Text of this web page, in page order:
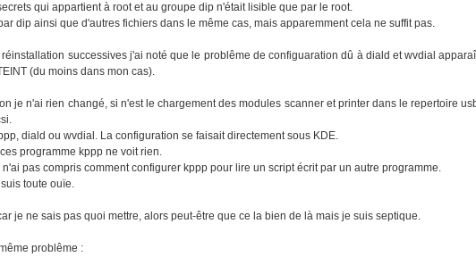
qui appartient à root et au groupe dip n'était lisible que par le root.
dip ainsi que d'autres fichiers dans le même cas, mais apparemment cela ne suffit pas.
successives j'ai noté que le problême de configuaration dû à diald et wvdial
(du moins dans mon cas).
je n'ai rien changé, si n'est le chargement des modules scanner et printer dans le repertoire
diald ou wvdial. La configuration se faisait directement sous KDE.
programme kppp ne voit rien.
pas compris comment configurer kppp pour lire un script écrit par un autre programme.
toute ouïe.
je ne sais pas quoi mettre, alors peut-être que ce la bien de là mais je suis septique.
problême :